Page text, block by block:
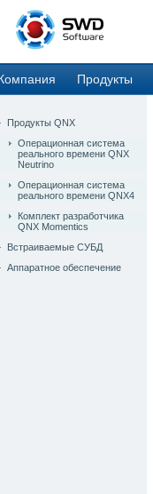
Продукты
Продукты QNX
Операционная система
реального времени QNX
Neutrino
Операционная система
реального времени QNX4
Комплект разработчика
QNX Momentics
Встраиваемые СУБД
Аппаратное обеспечение